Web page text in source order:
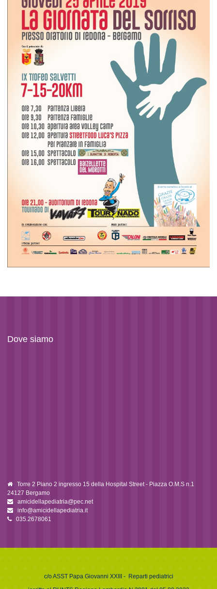
Dove siamo
Torre 2 Piano 2 ingresso 15 della Hospital Street - Piazza O.M.S n.1
24127 Bergamo
amicidellapediatria@pec.net
info@amicidellapediatria.it
035.2678061
c/oASST Papa Giovanni XXIII
- Reparti pediatrici